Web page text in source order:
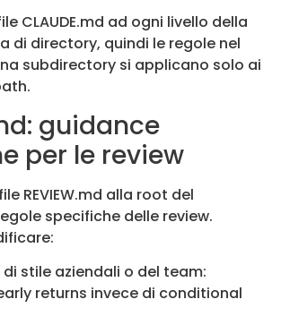
CLAUDE.md ad ogni livello della
di directory, quindi le regole nel
subdirectory si applicano solo ai
guidance
per le review
REVIEW.md alla root del
specifiche delle review.
di stile aziendali o del team:
returns invece di conditional